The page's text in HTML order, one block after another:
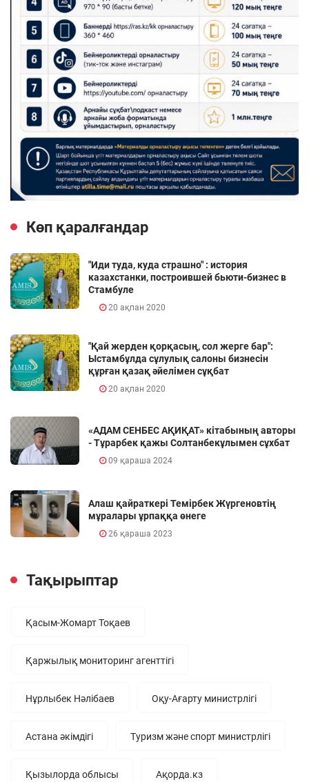
Көп қаралғандар
"Иди туда, куда страшно" : история
казахстанки, построившей бьюти-бизнес в
Стамбуле
20 ақпан 2020
"Қай жерден қорқасың, сол жерге бар":
Ыстамбұлда сұлулық салоны бизнесін
құрған қазақ әйелімен сұқбат
20 ақпан 2020
«АДАМ СЕНБЕС АҚИҚАТ» кітабының авторы
- Тұрарбек қажы Солтанбекұлымен сұхбат
09 қараша 2024
Алаш қайраткері Темірбек Жүргеновтің
мұралары ұрпаққа өнеге
26 қараша 2023
Тақырыптар
Қасым-Жомарт Тоқаев
Қаржылық мониторинг агенттігі
Нұрлыбек Нәлібаев Оқу-Ағарту министрлігі
Астана әкімдігі Туризм және спорт министрлігі
Қызылорда облысы Ақорда.кз